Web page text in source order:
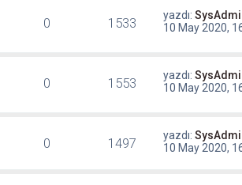
0 1533 yazdı:
10 May 2020,
0 1553 yazdı:
10 May 2020,
0 1497 yazdı:
10 May 2020,